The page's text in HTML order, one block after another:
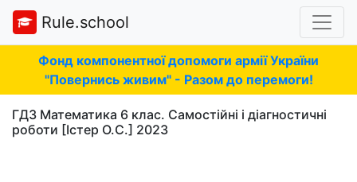
Rule.school
Фонд компонентної допомоги армії України
"Повернись живим" - Разом до перемоги!
ГДЗ Математика 6 клас. Самостійні і діагностичні
роботи [Істер О.С.] 2023